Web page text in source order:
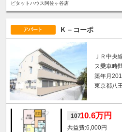
ピタットハウス阿佐ヶ谷店
アパート Ｋ－コーポ
ＪＲ中央
ス乗車時
築年月
東京都八
10710.6万円
6,000円